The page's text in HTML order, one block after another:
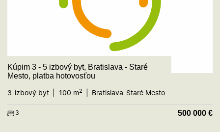
Kúpim 3 - 5 izbový byt, Bratislava - Staré
Mesto, platba hotovosťou
3-izbový byt
100 m2 Bratislava-Staré Mesto
3 500 000 €